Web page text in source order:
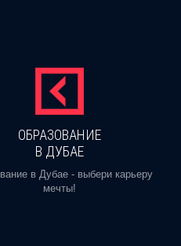
ОБРАЗОВАНИЕ
В ДУБАЕ
в Дубае - выбери карьеру
мечты!